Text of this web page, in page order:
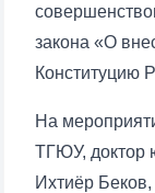
закона «О
Конституцию
На
ТГЮУ, доктор
Ихтиёр